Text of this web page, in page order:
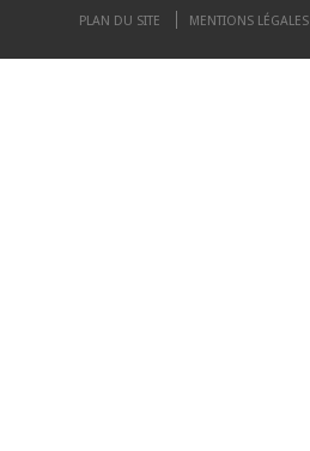
PLAN DU SITE MENTIONS LÉGALES